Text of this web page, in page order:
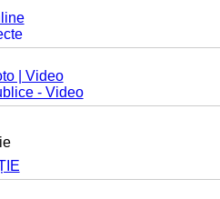
| Video
- Video